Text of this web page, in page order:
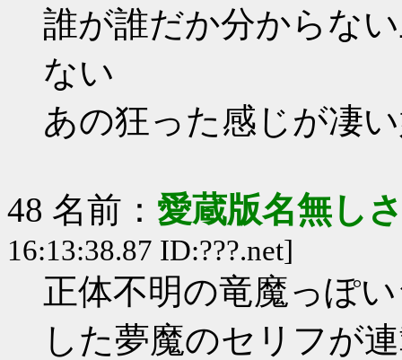
誰が誰だか分からな
ない
あの狂った感じが凄
48 名前： 愛蔵版名無し
16:13:38.87 ID:???.net]
正体不明の竜魔っぽ
した夢魔のセリフが